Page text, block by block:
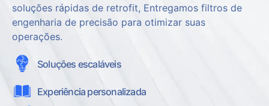
soluções rápidas de retrofit, Entregamos filtros de
engenharia de precisão para otimizar suas
operações.
Soluções escaláveis
Experiência personalizada